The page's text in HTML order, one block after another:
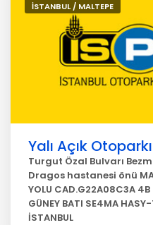
İSTANBUL / MALTEPE
Yalı Açık Otoparkı
Turgut Özal Bulvarı
Dragos hastanesi önü
YOLU CAD.G22A08C3A 4B
GÜNEY BATI SE4MA
İSTANBUL